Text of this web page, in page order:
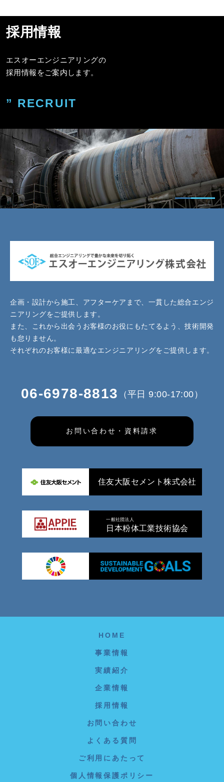
採用情報
エスオーエンジニアリングの
採用情報をご案内します。
” RECRUIT
企画・設計から施工、アフターケアまで、一貫した総合エンジ
ニアリングをご提供します。
また、これから出会うお客様のお役にもたてるよう、技術開発
も怠りません。
それぞれのお客様に最適なエンジニアリングをご提供します。
06-6978-8813 （平日 9:00-17:00）
お問い合わせ・資料請求
住友大阪セメント株式会社
一般社団法人
日本粉体工業技術協会
HOME
事業情報
実績紹介
企業情報
採用情報
お問い合わせ
よくある質問
ご利用にあたって
個人情報保護ポリシー